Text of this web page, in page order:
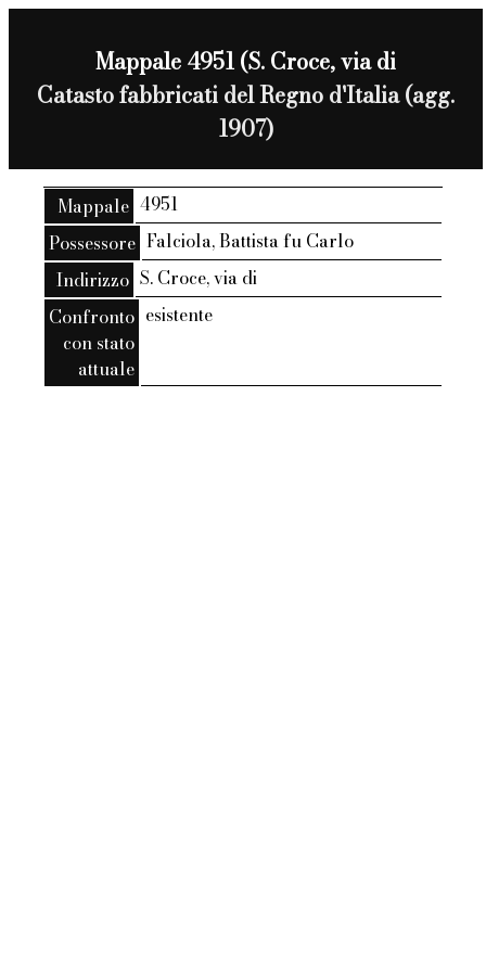
Mappale 4951 (S. Croce, via di
Catasto fabbricati del Regno d'Italia (agg.
1907)
Mappale 4951
Possessore Falciola, Battista fu Carlo
Indirizzo S. Croce, via di
Confronto
con stato
attuale
esistente